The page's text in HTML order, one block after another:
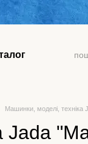
Машинки, моделі, техніка